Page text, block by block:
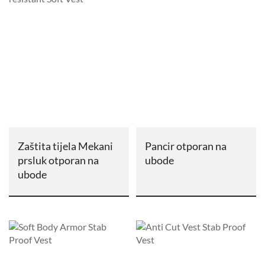
Zaštita tijela Mekani
prsluk otporan na
ubode
Pancir otporan na
ubode